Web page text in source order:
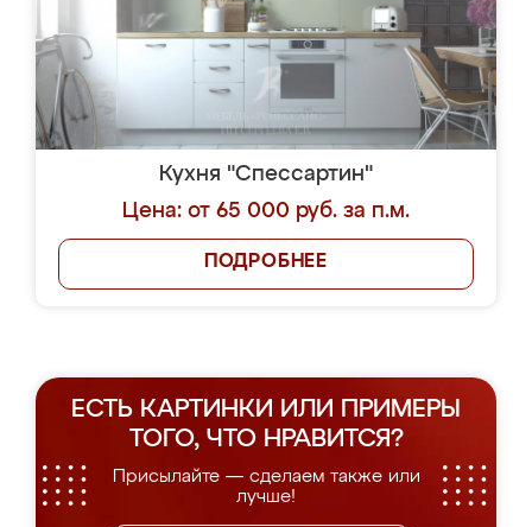
Кухня "Спессартин"
Цена: от 65 000 руб. за п.м.
ПОДРОБНЕЕ
ЕСТЬ КАРТИНКИ ИЛИ ПРИМЕРЫ
ТОГО, ЧТО НРАВИТСЯ?
Присылайте — сделаем также или
лучше!